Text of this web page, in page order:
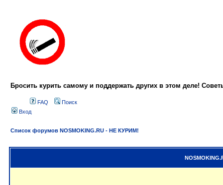
Бросить курить самому и поддержать других в этом деле!
FAQ
Поиск
Вход
Список форумов NOSMOKING.RU - НЕ КУРИМ!